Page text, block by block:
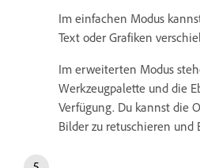
Im einfachen Modus
Text oder Grafiken
Im erweiterten Modus
Werkzeugpalette und die
Verfügung. Du kannst die
Bilder zu retuschieren und